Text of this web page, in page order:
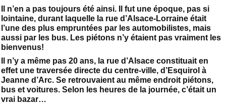
Il n’en a pas toujours été ainsi. Il fut une époque, pas si
lointaine, durant laquelle la rue d’Alsace-Lorraine était
l’une des plus empruntées par les automobilistes, mais
aussi par les bus. Les piétons n’y étaient pas vraiment les
bienvenus!
Il n’y a même pas 20 ans, la rue d’Alsace constituait en
effet une traversée directe du centre-ville, d’Esquirol à
Jeanne d’Arc. Se retrouvaient au même endroit piétons,
bus et voitures. Selon les heures de la journée, c’était un
vrai bazar…